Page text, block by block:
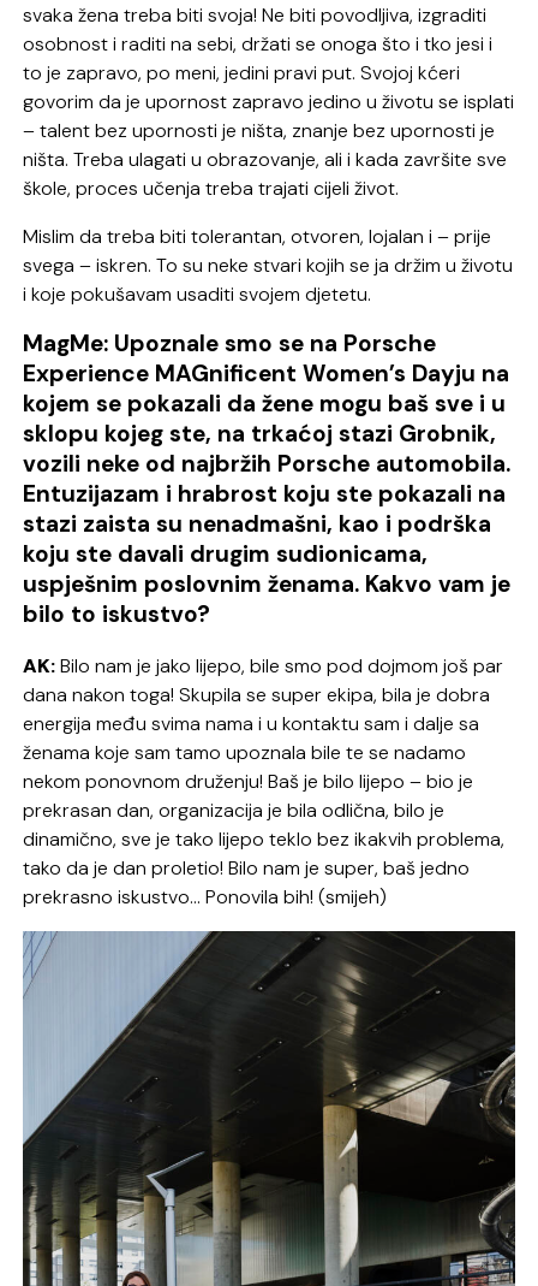
svaka žena treba biti svoja! Ne biti povodljiva, izgraditi
osobnost i raditi na sebi, držati se onoga što i tko jesi i
to je zapravo, po meni, jedini pravi put. Svojoj kćeri
govorim da je upornost zapravo jedino u životu se isplati
– talent bez upornosti je ništa, znanje bez upornosti je
ništa. Treba ulagati u obrazovanje, ali i kada završite sve
škole, proces učenja treba trajati cijeli život.
Mislim da treba biti tolerantan, otvoren, lojalan i – prije
svega – iskren. To su neke stvari kojih se ja držim u životu
i koje pokušavam usaditi svojem djetetu.
MagMe: Upoznale smo se na Porsche
Experience MAGnificent Women’s Dayju na
kojem se pokazali da žene mogu baš sve i u
sklopu kojeg ste, na trkaćoj stazi Grobnik,
vozili neke od najbržih Porsche automobila.
Entuzijazam i hrabrost koju ste pokazali na
stazi zaista su nenadmašni, kao i podrška
koju ste davali drugim sudionicama,
uspješnim poslovnim ženama. Kakvo vam je
bilo to iskustvo?
AK:Bilo nam je jako lijepo, bile smo pod dojmom još par
dana nakon toga! Skupila se super ekipa, bila je dobra
energija među svima nama i u kontaktu sam i dalje sa
ženama koje sam tamo upoznala bile te se nadamo
nekom ponovnom druženju! Baš je bilo lijepo – bio je
prekrasan dan, organizacija je bila odlična, bilo je
dinamično, sve je tako lijepo teklo bez ikakvih problema,
tako da je dan proletio! Bilo nam je super, baš jedno
prekrasno iskustvo… Ponovila bih! (smijeh)